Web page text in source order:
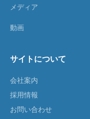
メディア
動画
サイトについて
会社案内
採用情報
お問い合わせ